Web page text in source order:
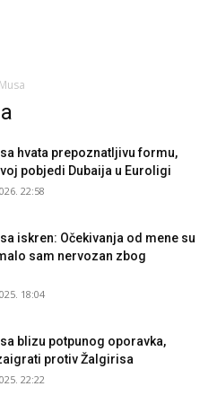
hvata prepoznatljivu formu,
pobjedi Dubaija u Euroligi
22:58
iskren: Očekivanja od mene su
sam nervozan zbog
18:04
blizu potpunog oporavka,
protiv Žalgirisa
22:22